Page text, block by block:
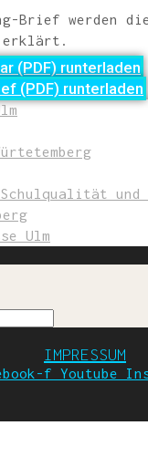
Brief wer­den
(PDF) runterladen
(PDF) runterladen
IMPRESSUM
f Youtube